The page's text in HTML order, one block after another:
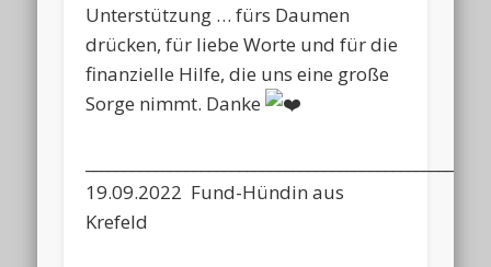
Unterstützung … fürs Daumen
drücken, für liebe Worte und für die
finanzielle Hilfe, die uns eine große
Sorge nimmt. Danke
19.09.2022 Fund-Hündin aus
Krefeld